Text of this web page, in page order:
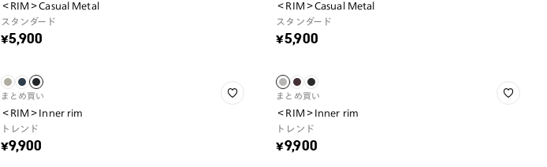
＜RIM＞Casual Metal
スタンダード
¥5,900
＜RIM＞Casual Metal
スタンダード
¥5,900
まとめ買い
＜RIM＞Inner rim
トレンド
¥9,900
まとめ買い
＜RIM＞Inner rim
トレンド
¥9,900